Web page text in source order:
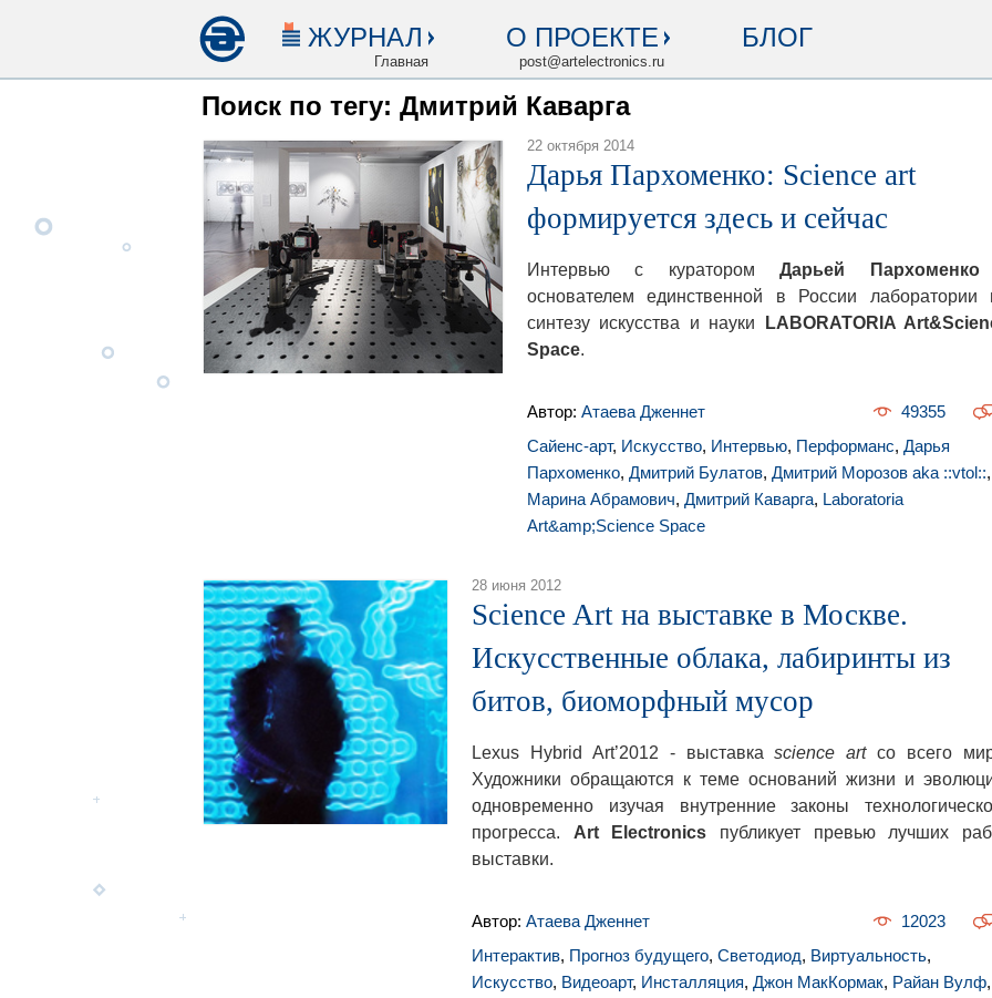
ЖУРНАЛ
Главная
О ПРОЕКТЕ
post@artelectronics.ru
БЛОГ
Поиск по тегу: Дмитрий Каварга
22 октября 2014
Дарья Пархоменко: Science art
формируется здесь и сейчас
Интервью с кураторомДарьей Пархоменко
основателем единственной в России лаборатории
синтезу искусства и науки
LABORATORIA
Space.
Автор: Атаева Дженнет
49355
Сайенс-арт, Искусство, Интервью, Перформанс, Дарья
Пархоменко, Дмитрий Булатов, Дмитрий Морозов aka ::vtol::,
Марина Абрамович, Дмитрий Каварга, Laboratoria
Art&amp;Science Space
28 июня 2012
Science Art на выставке в Москве.
Искусственные облака, лабиринты из
битов, биоморфный мусор
Lexus Hybrid Art’2012 - выставкаscience artсо всего
Художники обращаются к теме оснований жизни и
одновременно изучая внутренние законы
прогресса. Art Electronics публикует превью лучших
выставки.
Автор: Атаева Дженнет
12023
Интерактив, Прогноз будущего, Светодиод, Виртуальность,
Искусство, Видеоарт, Инсталляция, Джон МакКормак, Райан Вулф,